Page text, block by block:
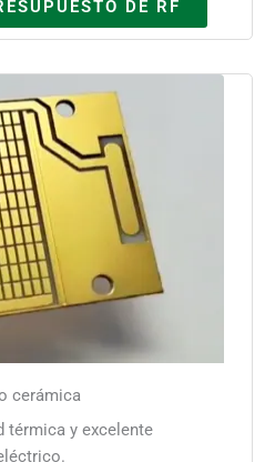
DE RF
cerámica
térmica y excelente